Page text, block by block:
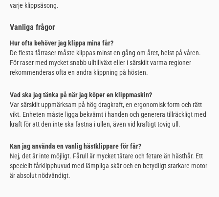
varje klippsäsong.
Vanliga frågor
Hur ofta behöver jag klippa mina får?
De flesta fårraser måste klippas minst en gång om året, helst på våren.
För raser med mycket snabb ulltillväxt eller i särskilt varma regioner
rekommenderas ofta en andra klippning på hösten.
Vad ska jag tänka på när jag köper en klippmaskin?
Var särskilt uppmärksam på hög dragkraft, en ergonomisk form och rätt
vikt. Enheten måste ligga bekvämt i handen och generera tillräckligt med
kraft för att den inte ska fastna i ullen, även vid kraftigt tovig ull.
Kan jag använda en vanlig hästklippare för får?
Nej, det är inte möjligt. Fårull är mycket tätare och fetare än hästhår. Ett
speciellt fårklipphuvud med lämpliga skär och en betydligt starkare motor
är absolut nödvändigt.